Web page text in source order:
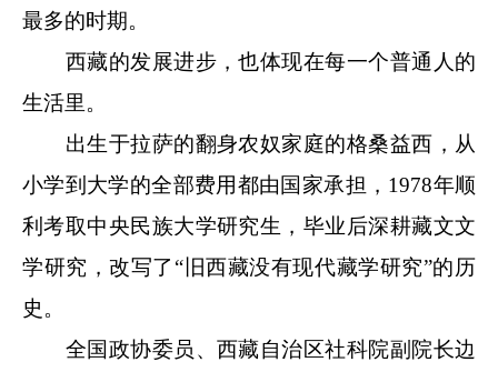
最多的时期。
西藏的发展进步，也体现在每一个普通人的
生活里。
出生于拉萨的翻身农奴家庭的格桑益西，从
小学到大学的全部费用都由国家承担，1978年顺
利考取中央民族大学研究生，毕业后深耕藏文文
学研究，改写了“旧西藏没有现代藏学研究”的历
史。
全国政协委员、西藏自治区社科院副院长边